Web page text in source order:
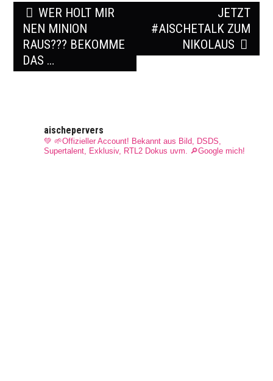
Post
navigation
WER HOLT MIR
NEN MINION
RAUS??? BEKOMME
DAS …
JETZT
#AISCHETALK ZUM
NIKOLAUS
aischepervers
💚 🌱Offizieller Account! Bekannt aus Bild, DSDS,
Supertalent, Exklusiv, RTL2 Dokus uvm.
🔎Google mich!